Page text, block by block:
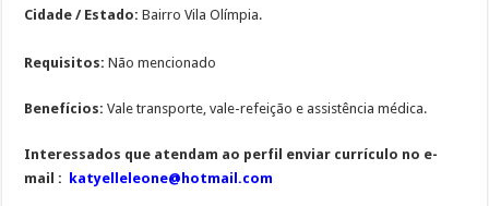
Cidade / Estado: Bairro Vila Olímpia.
Requisitos:Não mencionado
Benefícios:Vale transporte, vale-refeição e assistência médica.
Interessados que atendam ao perfil enviar currículo no e-
mail :
katyelleleone@hotmail.com